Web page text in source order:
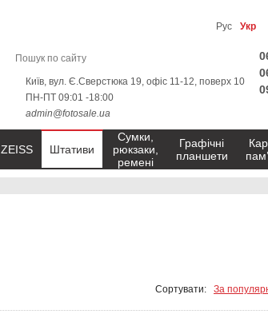
Сортувати: За
Рус Укр
Київ, вул. Є.Сверстюка 19, офіс 11-12, поверх 10
ПН-ПТ 09:01 -18:00
admin@fotosale.ua
ZEISS Штативи
Сумки,
рюкзаки,
ремені
Графічні
планшети